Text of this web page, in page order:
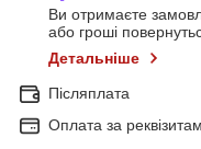
Ви отримаєте
або гроші
Детальніше
Післяплата
Оплата за